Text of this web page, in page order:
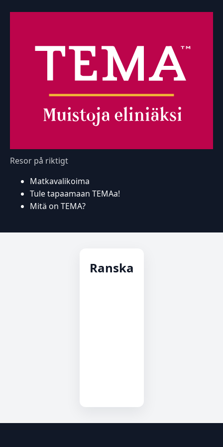
Resor på riktigt
Matkavalikoima
Tule tapaamaan TEMAa!
Mitä on TEMA?
Ranska